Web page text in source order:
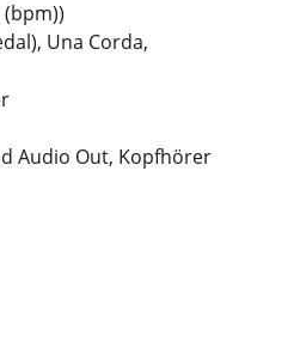
Una Corda,
Audio Out, Kopfhörer